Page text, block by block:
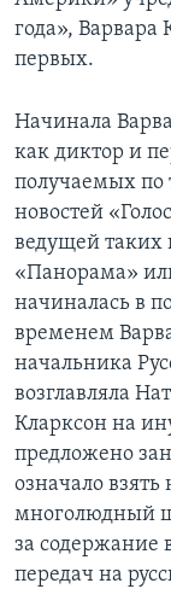
года», Варвара
первых.
Начинала
как диктор и
получаемых по
новостей
ведущей таких
«Панорама»
начиналась в
временем
начальника
возглавляла
Кларксон на
предложено
означало взять
многолюдный
за содержание
передач на